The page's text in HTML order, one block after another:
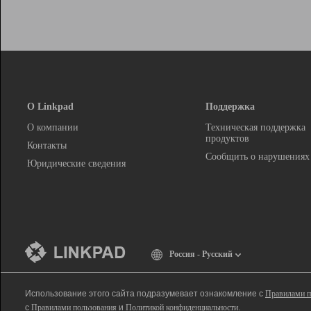
О Linkpad
О компании
Контакты
Юридические сведения
Поддержка
Техническая поддержка
продуктов
Сообщить о нарушениях
Россия - Русский
Использование этого сайта подразумевает ознакомление с Правилами
с Правилами пользования и Политикой конфиденциальности.